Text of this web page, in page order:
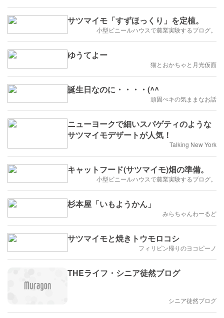
サツマイモ「すずほっくり」を定植。
小型ビニールハウスで農業実験するブログ。
ゆうてよー
猫とおかちゃと月光仮面
誕生日なのに・・・・(^^ゞ
頑固ぺキの気ままなお話
ニューヨークで細いスパゲティのような
サツマイモデザートが人気！
Talking New York
キャットフード(サツマイモ)畑の準備。
小型ビニールハウスで農業実験するブログ。
杉本屋「いもようかん」
みらちゃんわーるど
サツマイモと焼きトウモロコシ
フィリピン帰りのヨコピーノ
THEライフ・シニア徒然ブログ
シニア徒然ブログ